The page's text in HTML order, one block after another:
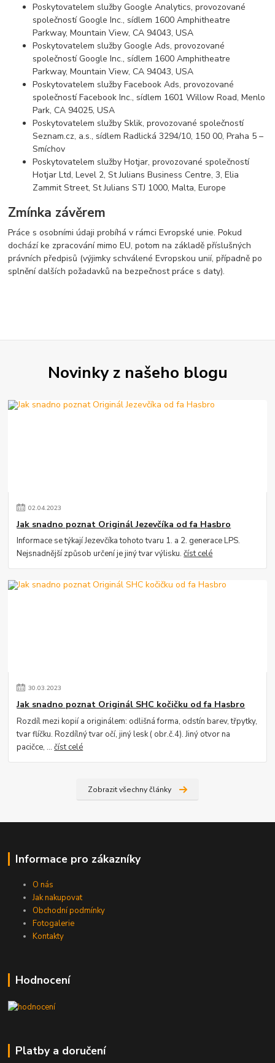
Poskytovatelem služby Google Analytics, provozované
společností Google Inc., sídlem 1600 Amphitheatre
Parkway, Mountain View, CA 94043, USA
Poskytovatelem služby Google Ads, provozované
společností Google Inc., sídlem 1600 Amphitheatre
Parkway, Mountain View, CA 94043, USA
Poskytovatelem služby Facebook Ads, provozované
společností Facebook Inc., sídlem 1601 Willow Road, Menlo
Park, CA 94025, USA
Poskytovatelem služby Sklik, provozované společností
Seznam.cz, a.s., sídlem Radlická 3294/10, 150 00, Praha 5 –
Smíchov
Poskytovatelem služby Hotjar, provozované společností
Hotjar Ltd, Level 2, St Julians Business Centre, 3, Elia
Zammit Street, St Julians STJ 1000, Malta, Europe
Zmínka závěrem
Práce s osobními údaji probíhá v rámci Evropské unie. Pokud
dochází ke zpracování mimo EU, potom na základě příslušných
právních předpisů (výjimky schválené Evropskou unií, případně po
splnění dalších požadavků na bezpečnost práce s daty).
Novinky z našeho blogu
02.04.2023
Jak snadno poznat Originál Jezevčíka od fa Hasbro
Informace se týkají Jezevčíka tohoto tvaru 1. a 2. generace LPS.
Nejsnadnější způsob určení je jiný tvar výlisku.číst celé
30.03.2023
Jak snadno poznat Originál SHC kočičku od fa Hasbro
Rozdíl mezi kopií a originálem: odlišná forma, odstín barev, třpytky,
tvar flíčku. Rozdílný tvar očí, jiný lesk ( obr.č.4). Jiný otvor na
pacičce, ...číst celé
Zobrazit všechny články
Informace pro zákazníky
O nás
Jak nakupovat
Obchodní podmínky
Fotogalerie
Kontakty
Hodnocení
Platby a doručení